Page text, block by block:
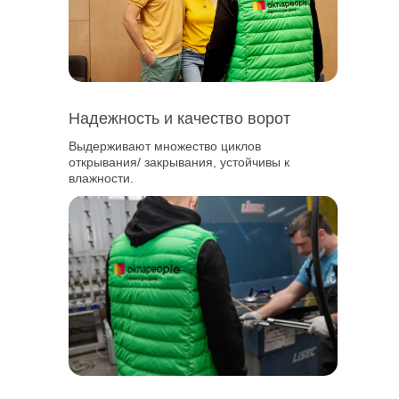
Надежность и качество ворот
Выдерживают множество циклов
открывания/ закрывания, устойчивы к
влажности.
privet@oknapeople.ru
Написать в WhatsApp
Москва, Нижняя Красносельская 35, стр.3
Шоурум
Режим работы: Пн-Пт с 9:00 до 18:00,
Сб с 9:00 до 15:00, Вс – выходной